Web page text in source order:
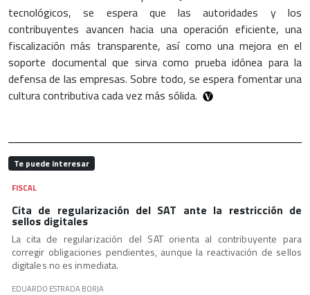
tecnológicos, se espera que las autoridades y los
contribuyentes avancen hacia una operación eficiente, una
fiscalización más transparente, así como una mejora en el
soporte documental que sirva como prueba idónea para la
defensa de las empresas. Sobre todo, se espera fomentar una
cultura contributiva cada vez más sólida.
Te puede interesar
FISCAL
Cita de regularización del SAT ante la restricción de
sellos digitales
La cita de regularización del SAT orienta al contribuyente para
corregir obligaciones pendientes, aunque la reactivación de sellos
digitales no es inmediata.
EDUARDO ESTRADA BORJA